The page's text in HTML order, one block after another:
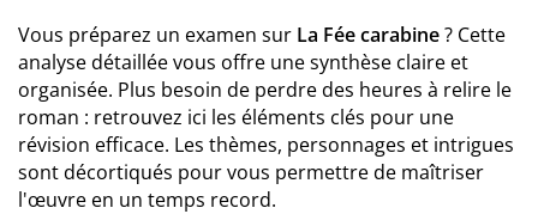
Vous préparez un examen sur La Fée carabine? Cette
analyse détaillée vous offre une synthèse claire et
organisée. Plus besoin de perdre des heures à relire le
roman : retrouvez ici les éléments clés pour une
révision efficace. Les thèmes, personnages et intrigues
sont décortiqués pour vous permettre de maîtriser
l'œuvre en un temps record.